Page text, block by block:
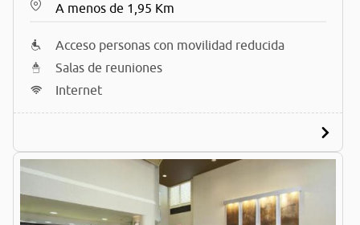
A menos de 1,95 Km
Acceso personas con movilidad reducida
Salas de reuniones
Internet